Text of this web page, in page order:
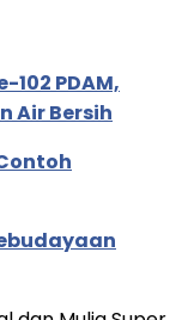
PDAM,
Air Bersih